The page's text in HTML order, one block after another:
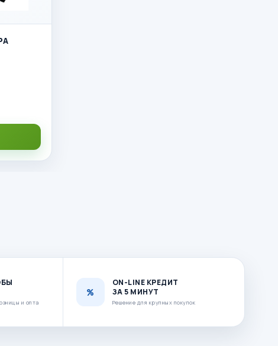
и опта
ON-LINE КРЕДИТ
ЗА 5 МИНУТ
Решение для крупных покупок